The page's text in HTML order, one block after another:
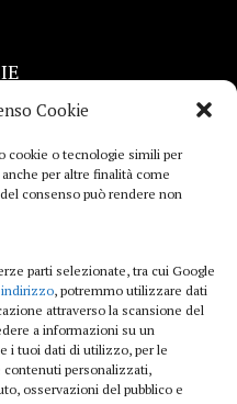
Cookie
cookie o tecnologie simili per
per altre finalità come
consenso può rendere non
parti selezionate, tra cui Google
, potremmo utilizzare dati
attraverso la scansione del
a informazioni su un
i tuoi dati di utilizzo, per le
contenuti personalizzati,
osservazioni del pubblico e